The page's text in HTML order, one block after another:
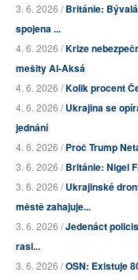
3. 6. 2026 /Británie:
spojena ...
4. 6. 2026 /Krize
mešity Al-Aksá
4. 6. 2026 /Kolik procent
4. 6. 2026 /Ukrajina se
jednání
4. 6. 2026 /Proč Trump
3. 6. 2026 /Británie: Nigel
3. 6. 2026 /Ukrajinské
městě zahajuje...
3. 6. 2026 /Jedenáct
rasi...
3. 6. 2026 /OSN: Existuje